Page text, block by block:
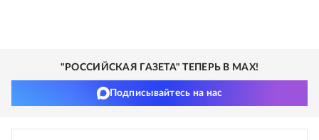
"РОССИЙСКАЯ ГАЗЕТА" ТЕПЕРЬ В MAX!
Подписывайтесь на нас